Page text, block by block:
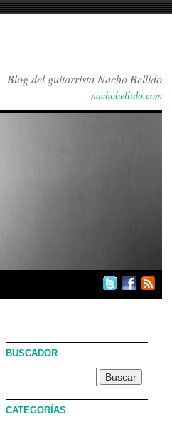
Blog del guitarrista Nacho Bellido
nachobellido.com
BUSCADOR
CATEGORÍAS